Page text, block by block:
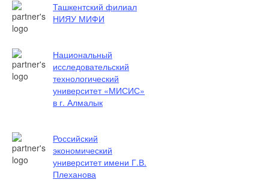
Ташкентский филиал
НИЯУ МИФИ
Национальный
исследовательский
технологический
университет «МИСИС»
в г. Алмалык
Российский
экономический
университет имени Г.В.
Плеханова